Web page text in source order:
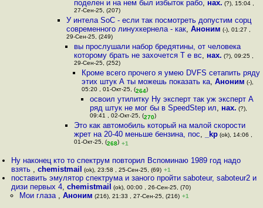
поделен и на нем был избыток рабо, нах. (?), 15:04 ,
27-Сен-25, (207)
У интела SoC - если так посмотреть допустим сорц
современного линухкернела - как, Аноним (-), 01:27 ,
29-Сен-25, (249)
вы прослушали набор бредятины, от человека
которому брать не захочется Т е вс, нах. (?), 09:25 ,
29-Сен-25, (252)
Кроме всего прочего я умею DVFS сетапить ряду
этих штук А ты можешь показать ка,Аноним (-),
05:20 , 01-Окт-25, (264)
освоил утилитку Ну эксперт так уж эксперт А
ряд штук не мог бы в SpeedStep ил, нах. (?),
09:41 , 02-Окт-25, (270)
Это как автомобиль который на малой скорости
жрет на 20-40 меньше бензина, пос, _kp(ok), 14:06 ,
01-Окт-25, (268) +1
Ну наконец кто то спектрум повторил Вспоминаю 1989 год надо
взять ,chemistmail (ok), 23:58 , 25-Сен-25, (69) +1
поставить эмулятор спектрума и заного пройти saboteur, saboteur2 и
дизи первых 4,chemistmail (ok), 00:00 , 26-Сен-25, (70)
Мои глаза , Аноним (216), 21:33 , 27-Сен-25, (216) +1